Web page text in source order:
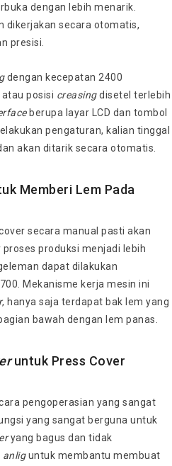
dengan lebih menarik.
dikerjakan secara otomatis,
presisi.
dengan kecepatan 2400
posisi creasingdisetel terlebih
berupa layar LCD dan tombol
pengaturan, kalian tinggal
akan ditarik secara otomatis.
Memberi Lem Pada
secara manual pasti akan
produksi menjadi lebih
dapat dilakukan
Mekanisme kerja mesin ini
, hanya saja terdapat bak lem yang
bawah dengan lem panas.
untuk Press Cover
pengoperasian yang sangat
yang sangat berguna untuk
yang bagus dan tidak
anliguntuk membantu membuat